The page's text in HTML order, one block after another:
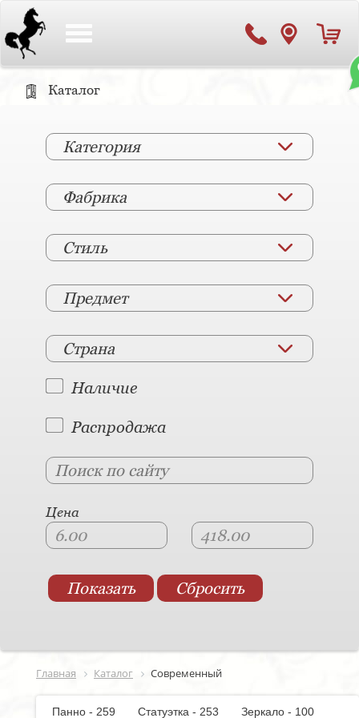
Каталог
Категория
Фабрика
Стиль
Предмет
Страна
Наличие
Распродажа
Цена
Главная Каталог Современный
Панно - 259 Статуэтка - 253
Зеркало - 100